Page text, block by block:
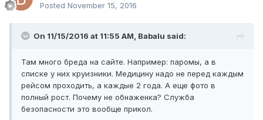
Posted November 15, 2016
On 11/15/2016 at 11:55 AM, Babalu said:
Там много бреда на сайте. Например: паромы, а в
списке у них круизники. Медицину надо не перед каждым
рейсом проходить, а каждые 2 года. А еще фото в
полный рост. Почему не обнаженка? Служба
безопасности это вообще прикол.